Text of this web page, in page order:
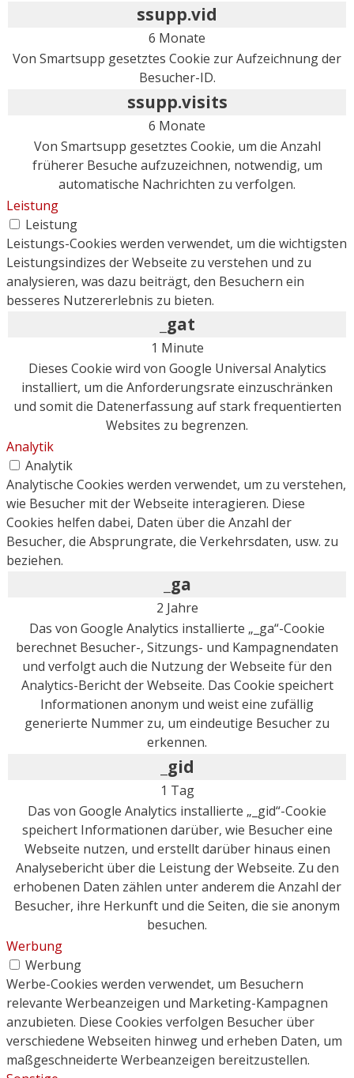
ssupp.vid
6 Monate
Von Smartsupp gesetztes Cookie zur Aufzeichnung der
Besucher-ID.
ssupp.visits
6 Monate
Von Smartsupp gesetztes Cookie, um die Anzahl
früherer Besuche aufzuzeichnen, notwendig, um
automatische Nachrichten zu verfolgen.
Leistung
Leistung
Leistungs-Cookies werden verwendet, um die wichtigsten
Leistungsindizes der Webseite zu verstehen und zu
analysieren, was dazu beiträgt, den Besuchern ein
besseres Nutzererlebnis zu bieten.
_gat
1 Minute
Dieses Cookie wird von Google Universal Analytics
installiert, um die Anforderungsrate einzuschränken
und somit die Datenerfassung auf stark frequentierten
Websites zu begrenzen.
Analytik
Analytik
Analytische Cookies werden verwendet, um zu verstehen,
wie Besucher mit der Webseite interagieren. Diese
Cookies helfen dabei, Daten über die Anzahl der
Besucher, die Absprungrate, die Verkehrsdaten, usw. zu
beziehen.
_ga
2 Jahre
Das von Google Analytics installierte „_ga“-Cookie
berechnet Besucher-, Sitzungs- und Kampagnendaten
und verfolgt auch die Nutzung der Webseite für den
Analytics-Bericht der Webseite. Das Cookie speichert
Informationen anonym und weist eine zufällig
generierte Nummer zu, um eindeutige Besucher zu
erkennen.
_gid
1 Tag
Das von Google Analytics installierte „_gid“-Cookie
speichert Informationen darüber, wie Besucher eine
Webseite nutzen, und erstellt darüber hinaus einen
Analysebericht über die Leistung der Webseite. Zu den
erhobenen Daten zählen unter anderem die Anzahl der
Besucher, ihre Herkunft und die Seiten, die sie anonym
besuchen.
Werbung
Werbung
Werbe-Cookies werden verwendet, um Besuchern
relevante Werbeanzeigen und Marketing-Kampagnen
anzubieten. Diese Cookies verfolgen Besucher über
verschiedene Webseiten hinweg und erheben Daten, um
maßgeschneiderte Werbeanzeigen bereitzustellen.